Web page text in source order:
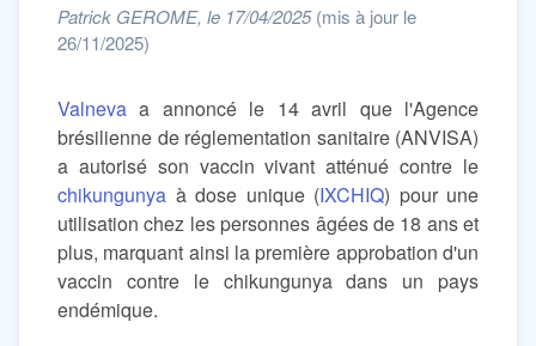
Patrick GEROME, le 17/04/2025 (mis à jour le
26/11/2025)
Valneva a annoncé le 14 avril que l'Agence
brésilienne de réglementation sanitaire (ANVISA)
a autorisé son vaccin vivant atténué contre le
chikungunya à dose unique (IXCHIQ) pour une
utilisation chez les personnes âgées de 18 ans et
plus, marquant ainsi la première approbation d'un
vaccin contre le chikungunya dans un pays
endémique.